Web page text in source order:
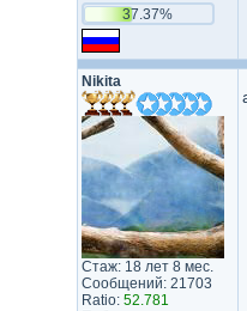
37.37%
Nikita
Стаж: 18 лет 8 мес.
Сообщений: 21703
Ratio: 52.781